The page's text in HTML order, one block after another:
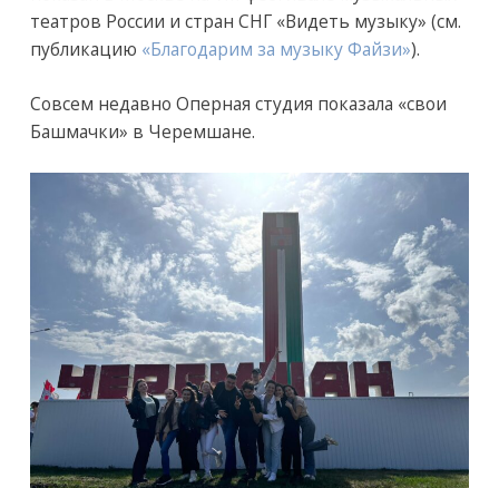
театров России и стран СНГ «Видеть музыку» (см.
публикацию «Благодарим за музыку Файзи»).
Совсем недавно Оперная студия показала «свои
Башмачки» в Черемшане.